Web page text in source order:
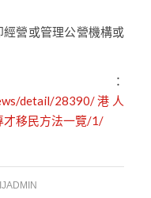
營或管理公營機構或
：
detail/28390/港人
才移民方法一覽/1/
IJADMIN